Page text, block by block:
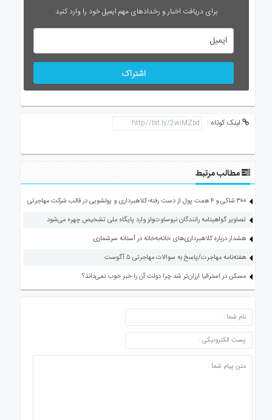
برای دریافت اخبار و رخدادهای مهم ایمیل خود را وارد کنید
اشتراک
لینک کوتاه :
مطالب مرتبط
۳۰۰ شاکی و ۴ همت پول از دست رفته؛ کلاهبرداری و پولشویی در قالب شرکت مهاجرتی
تصاویر گواهینامه رانندگان نیوساوت‌ولز وارد پایگاه ملی تشخیص چهره می‌شود
هشدار درباره کلاهبرداری‌های خانه‌به‌خانه در آستانه سرشماری
هفته‌نامه مهاجرت/پاسخ به سوالات مهاجرتی ۵ آگوست
مسکن در استرالیا ارزان‌تر شد چرا دولت آن را خبر خوب نمی‌داند؟
ارسال دیدگاه